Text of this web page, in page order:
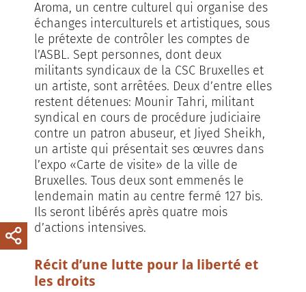
Aroma, un centre culturel qui organise des
échanges interculturels et artistiques, sous
le prétexte de contrôler les comptes de
l’ASBL. Sept personnes, dont deux
militants syndicaux de la CSC Bruxelles et
un artiste, sont arrêtées. Deux d’entre elles
restent détenues: Mounir Tahri, militant
syndical en cours de procédure judiciaire
contre un patron abuseur, et Jiyed Sheikh,
un artiste qui présentait ses œuvres dans
l’expo «Carte de visite» de la ville de
Bruxelles. Tous deux sont emmenés le
lendemain matin au centre fermé 127 bis.
Ils seront libérés après quatre mois
d’actions intensives.
Récit d’une lutte pour la liberté et
les droits